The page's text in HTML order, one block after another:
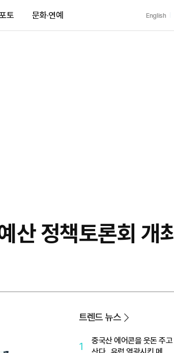
토 문화·연예 English
산 정책토론회 개최
트렌드 뉴스
1
중국산 에어콘을 웃돈 주고